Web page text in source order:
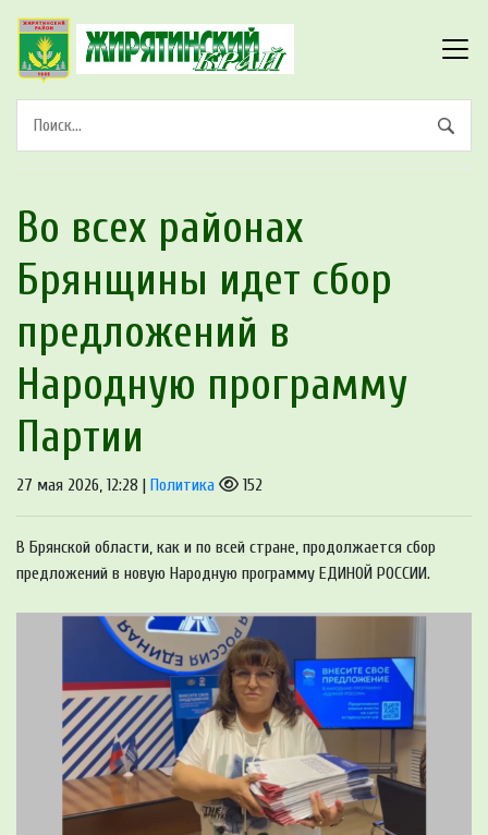
Во всех районах
Брянщины идет сбор
предложений в
Народную программу
Партии
27 мая 2026, 12:28 | Политика 152
В Брянской области, как и по всей стране, продолжается сбор
предложений в новую Народную программу ЕДИНОЙ РОССИИ.